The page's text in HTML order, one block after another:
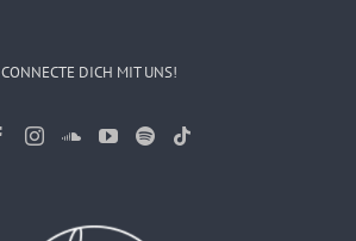
CONNECTE DICH MIT UNS!